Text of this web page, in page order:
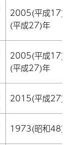
2005(平成17)
(平成27)年
2005(平成17)
(平成27)年
2015(平成27)年
1973(昭和48)